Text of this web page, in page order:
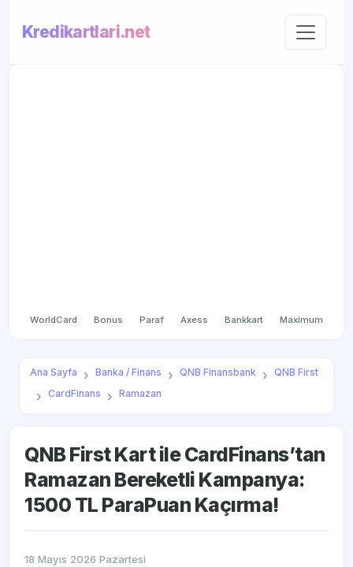
Kredikartlari.net
WorldCard Bonus Paraf Axess Bankkart Maximum
Ana Sayfa Banka / Finans QNB Finansbank
QNB First
CardFinans
Ramazan
QNB First Kart ile CardFinans’tan
Ramazan Bereketli Kampanya:
1500 TL ParaPuan Kaçırma!
18 Mayıs 2026 Pazartesi